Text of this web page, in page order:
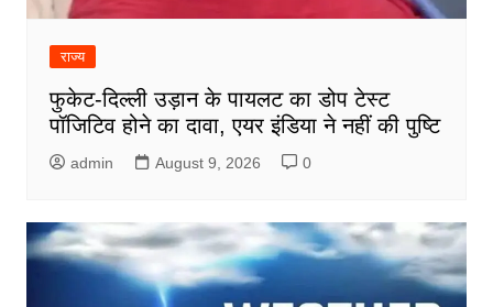
राज्य
फुकेट-दिल्ली उड़ान के पायलट का डोप टेस्ट
पॉजिटिव होने का दावा, एयर इंडिया ने नहीं की पुष्टि
admin August 9, 2026 0